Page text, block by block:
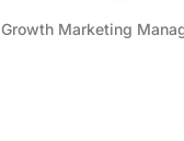
Growth Marketing